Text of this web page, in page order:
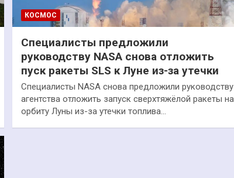
КОСМОС
Специалисты предложили
руководству NASA снова отложить
пуск ракеты SLS к Луне из-за утечки
Специалисты NASA снова предложили руководству
агентства отложить запуск сверхтяжёлой ракеты на
орбиту Луны из-за утечки топлива…